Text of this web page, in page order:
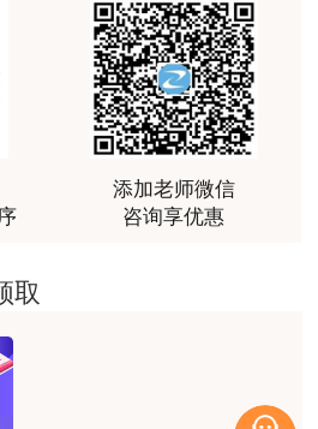
！!！
！!！
添加老师微信
咨询享优惠
取